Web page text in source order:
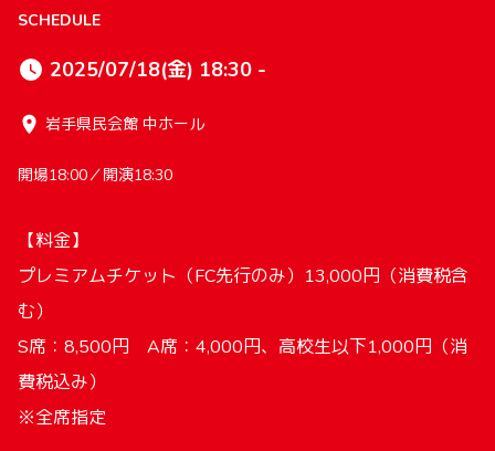
SCHEDULE
2025/07/18(金) 18:30 -
岩手県民会館 中ホール
開場18:00／開演18:30
【料金】
プレミアムチケット（FC先行のみ）13,000円（消費税含
む）
S席：8,500円 A席：4,000円、高校生以下1,000円（消
費税込み）
※全席指定